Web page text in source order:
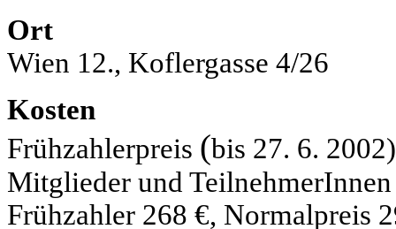
Ort
Wien 12., Koflergasse 4/26
Kosten
Frühzahlerpreis (bis 27. 6.
Mitglieder und
Frühzahler 268 €, Normalpreis